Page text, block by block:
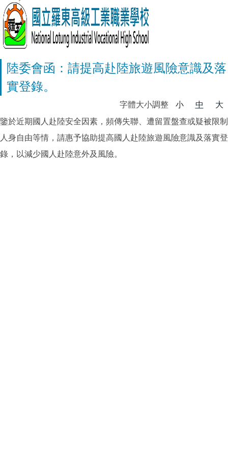
陸委會函：請提高赴陸旅遊風險意識及落
實登錄。
字體大小調整 小 中
大
鑒於近期國人赴陸安全因素，頻傳失聯、遭留置盤查或疑被限制
人身自由等情，請惠予協助提高國人赴陸旅遊風險意識及落實登
錄，以減少國人赴陸意外及風險。